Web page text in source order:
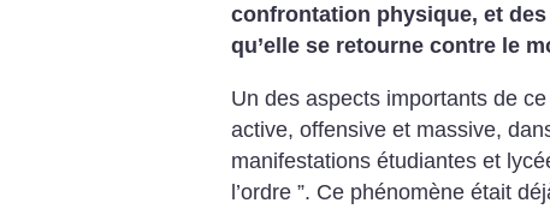
confrontation physique, et
qu’elle se retourne contre le
Un des aspects importants de
active, offensive et massive,
manifestations étudiantes et
l’ordre ”. Ce phénomène était